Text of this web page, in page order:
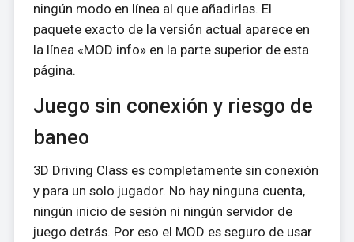
ningún modo en línea al que añadirlas. El
paquete exacto de la versión actual aparece en
la línea «MOD info» en la parte superior de esta
página.
Juego sin conexión y riesgo de
baneo
3D Driving Class es completamente sin conexión
y para un solo jugador. No hay ninguna cuenta,
ningún inicio de sesión ni ningún servidor de
juego detrás. Por eso el MOD es seguro de usar